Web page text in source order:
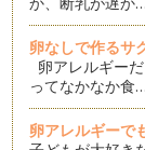
卵なしで作るサ
卵アレルギー
ってなかなか食…
卵アレルギーで